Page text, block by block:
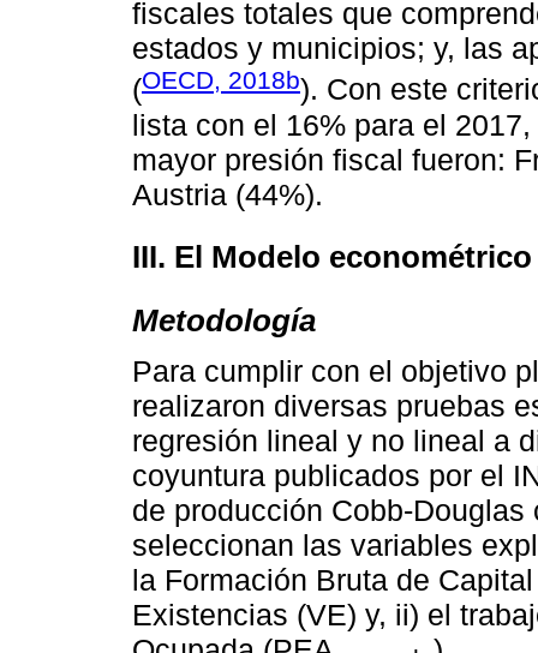
fiscales totales que
estados y municipios; y, las
(OECD, 2018b). Con este
lista con el 16% para el
mayor presión fiscal fueron:
Austria (44%).
III. El Modelo econométrico
Metodología
Para cumplir con el objetivo
realizaron diversas pruebas
regresión lineal y no lineal a
coyuntura publicados por el
de producción Cobb-
seleccionan las variables
la Formación Bruta de
Existencias (VE) y, ii) el